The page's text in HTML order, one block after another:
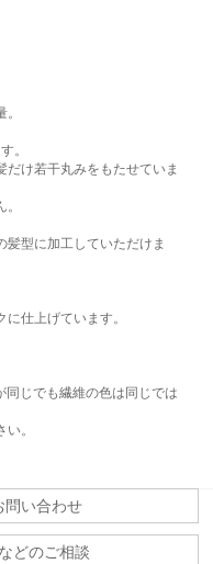
。
け若干丸みをもたせていま
型に加工していただけま
仕上げています。
同じでも繊維の色は同じでは
。
問い合わせ
どのご相談